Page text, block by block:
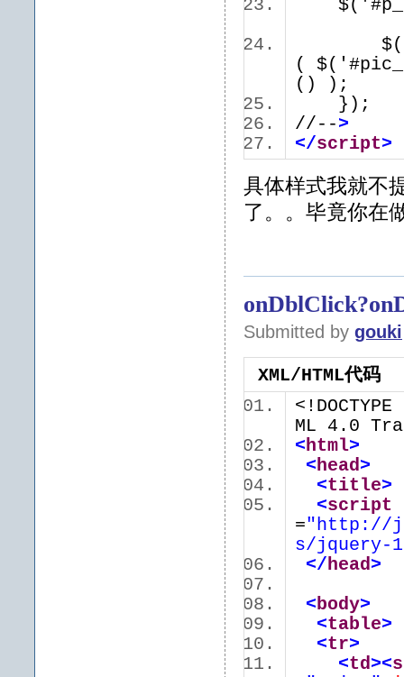
(
() );
});
//-->
</script>
具体样式我就不
了。。毕竟你在
Submitted by gouki
XML/HTML代码
ML 4.0
<html>
<head>
<title>
<script
="http://
s/jquery-
</head>
<body>
<table>
<tr>
<td><